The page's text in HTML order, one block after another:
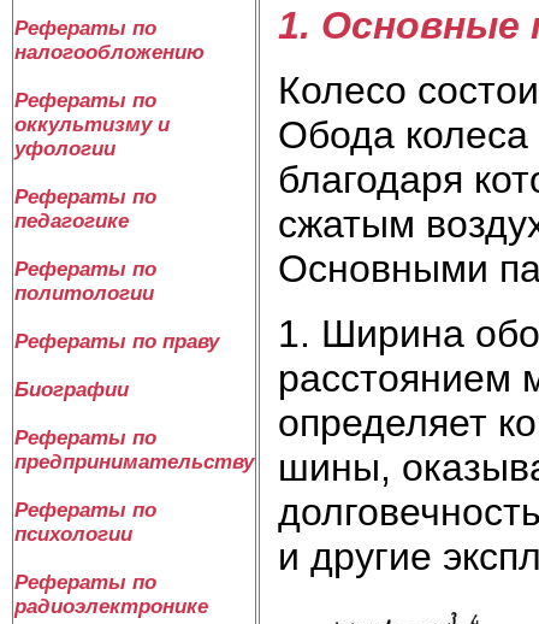
Рефераты по
налогообложению
Рефераты по
оккультизму и
уфологии
Рефераты по
педагогике
Рефераты по
политологии
Рефераты по праву
Биографии
Рефераты по
предпринимательству
Рефераты по
психологии
Рефераты по
радиоэлектронике
1. Основные
Колесо
Обода
благодаря
сжатым
Основными
1. Ширина
расстоянием
определяет
шины,
и другие